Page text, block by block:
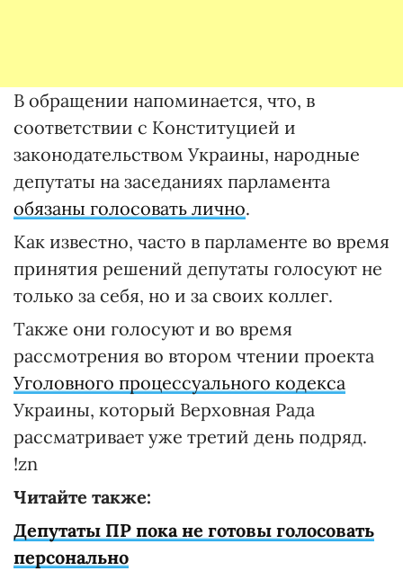
В обращении напоминается, что, в
соответствии с Конституцией и
законодательством Украины, народные
депутаты на заседаниях парламента
обязаны голосовать лично.
Как известно, часто в парламенте во время
принятия решений депутаты голосуют не
только за себя, но и за своих коллег.
Также они голосуют и во время
рассмотрения во втором чтении проекта
Уголовного процессуального кодекса
Украины, который Верховная Рада
рассматривает уже третий день подряд.
!zn
Читайте также:
Депутаты ПР пока не готовы голосовать
персонально